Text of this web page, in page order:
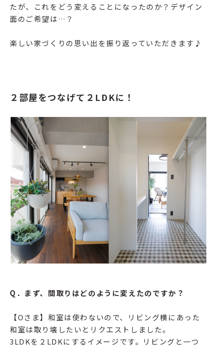
たが、これをどう変えることになったのか？デザイン
面のご希望は…？
楽しい家づくりの思い出を振り返っていただきます♪
２部屋をつなげて２LDKに！
Q．まず、間取りはどのように変えたのですか？
【Oさま】和室は使わないので、リビング横にあった
和室は取り壊したいとリクエストしました。
3LDKを２LDKにするイメージです。リビングと一つ